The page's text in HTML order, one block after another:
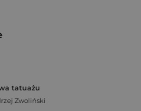
tatuażu
Zwoliński